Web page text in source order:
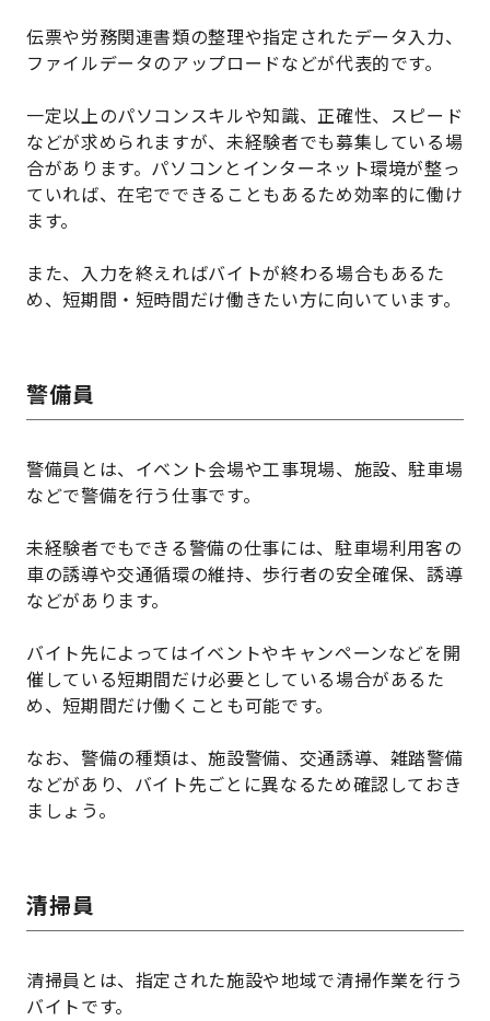
伝票や労務関連書類の整理や指定されたデータ入力、
ファイルデータのアップロードなどが代表的です。
一定以上のパソコンスキルや知識、正確性、スピード
などが求められますが、未経験者でも募集している場
合があります。パソコンとインターネット環境が整っ
ていれば、在宅でできることもあるため効率的に働け
ます。
また、入力を終えればバイトが終わる場合もあるた
め、短期間・短時間だけ働きたい方に向いています。
警備員
警備員とは、イベント会場や工事現場、施設、駐車場
などで警備を行う仕事です。
未経験者でもできる警備の仕事には、駐車場利用客の
車の誘導や交通循環の維持、歩行者の安全確保、誘導
などがあります。
バイト先によってはイベントやキャンペーンなどを開
催している短期間だけ必要としている場合があるた
め、短期間だけ働くことも可能です。
なお、警備の種類は、施設警備、交通誘導、雑踏警備
などがあり、バイト先ごとに異なるため確認しておき
ましょう。
清掃員
清掃員とは、指定された施設や地域で清掃作業を行う
バイトです。